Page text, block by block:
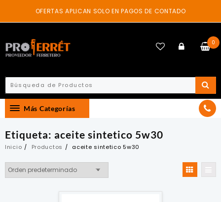
content
OFERTAS APLICAN SOLO EN PAGOS DE CONTADO
0
Más Categorías
Etiqueta: aceite sintetico 5w30
Inicio Productos aceite sintetico 5w30